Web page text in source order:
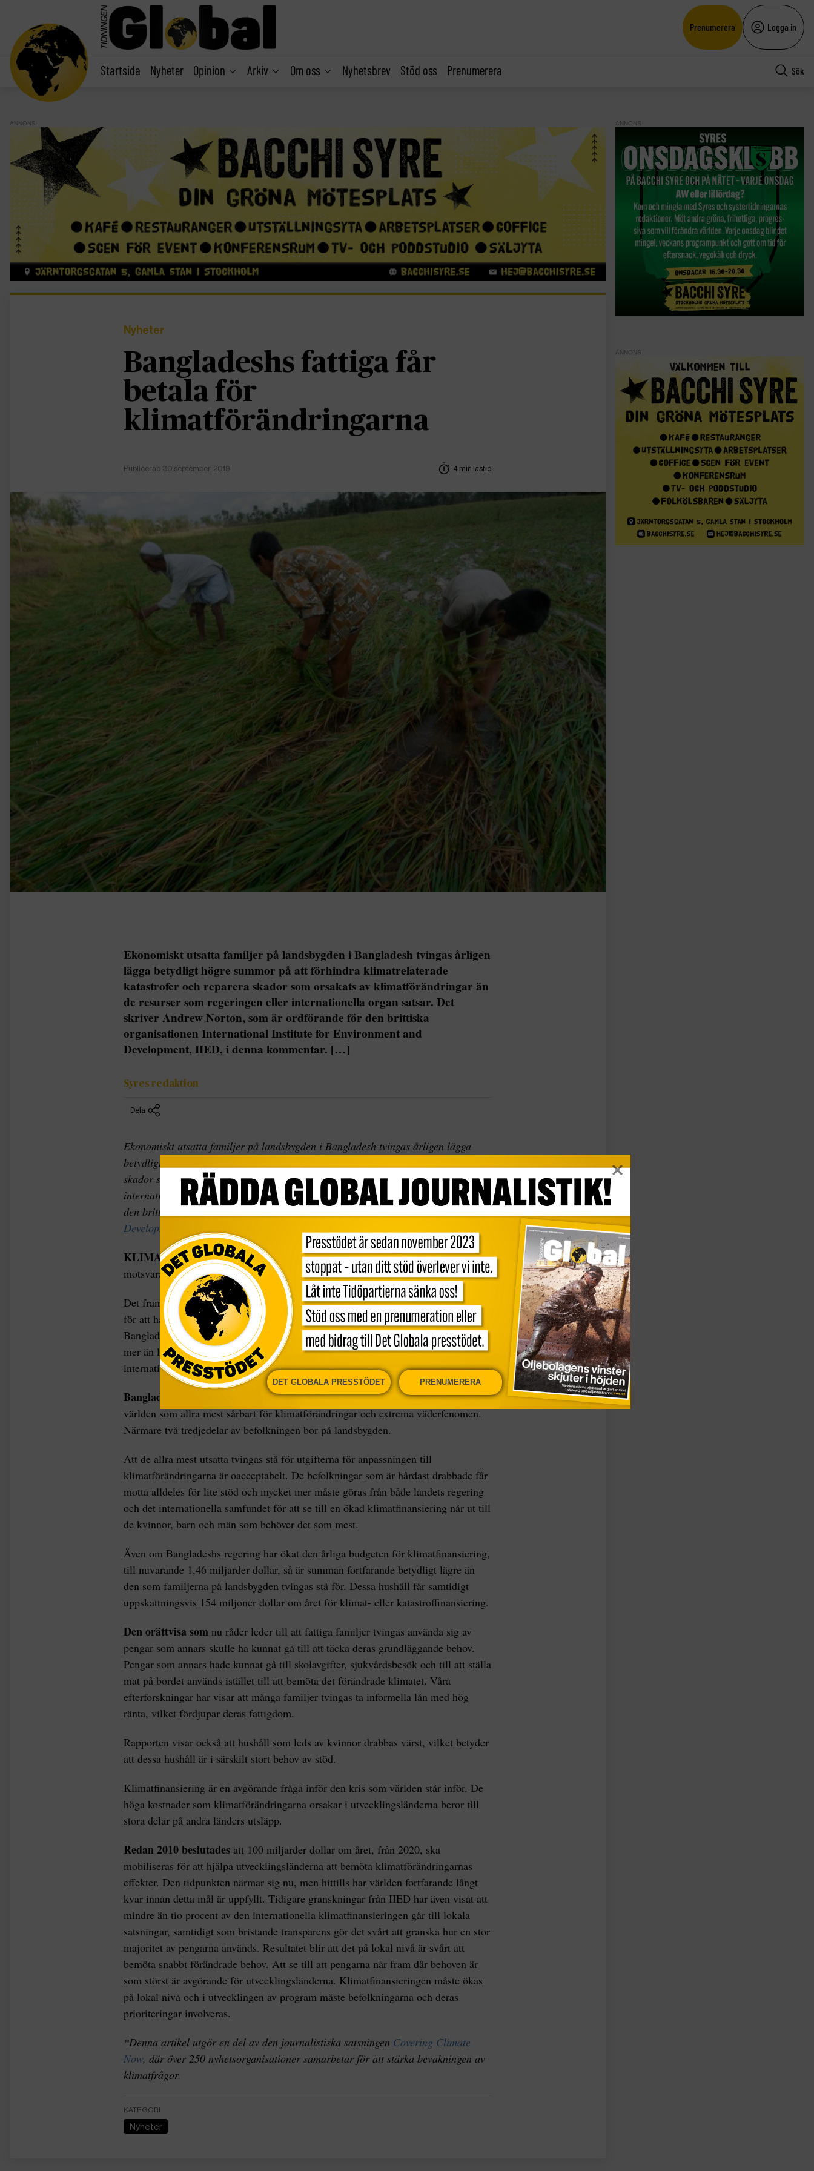
Prenumerera Logga in
Startsida Nyheter Opinion Arkiv Om oss Nyhetsbrev Stöd oss Prenumerera Sök
ANNONS
Nyheter
Bangladeshs fattiga får
betala för
klimatförändringarna
Publicerad 30 september, 2019 4 min lästid
Ekonomiskt utsatta familjer på landsbygden i Bangladesh tvingas årligen
lägga betydligt högre summor på att förhindra klimatrelaterade
katastrofer och reparera skador som orsakats av klimatförändringar än
de resurser som regeringen eller internationella organ satsar. Det
skriver Andrew Norton, som är ordförande för den brittiska
organisationen International Institute for Environment and
Development, IIED, i denna kommentar. […]
Syres redaktion
Dela
Ekonomiskt utsatta familjer på landsbygden i Bangladesh tvingas årligen lägga
betydligt högre summor på att förhindra klimatrelaterade katastrofer och reparera
skador som orsakats av klimatförändringar än de resurser som regeringen eller
internationella organ satsar. Det skriver Andrew Norton, som är ordförande för
den brittiska organisationen
Development
KLIMATVarje år tvingas familjer på landsbygden i Bangladesh spendera
motsvarande nästan två miljarder dollar på grund av klimatförändringarna.
Det framgår i en rapport från IIED, där de summor som människor tvingas lägga
för att hantera klimatförändringarna jämförs med offentlig klimatfinansiering. I
Bangladesh tvingas familjer som i många fall redan är fattiga att spendera mycket
mer än landets regering gör, och nästan tolv gånger så mycket som landet tar emot i
internationell klimatfinansiering.
Bangladesh är ett
av världens fattigaste länder och dessutom ett av de länder i
världen som allra mest sårbart för klimatförändringar och extrema väderfenomen.
Närmare två tredjedelar av befolkningen bor på landsbygden.
Att de allra mest utsatta tvingas stå för utgifterna för anpassningen till
klimatförändringarna är oacceptabelt. De befolkningar som är hårdast drabbade får
motta alldeles för lite stöd och mycket mer måste göras från både landets regering
och det internationella samfundet för att se till en ökad klimatfinansiering når ut till
de kvinnor, barn och män som behöver det som mest.
Även om Bangladeshs regering har ökat den årliga budgeten för klimatfinansiering,
till nuvarande 1,46 miljarder dollar, så är summan fortfarande betydligt lägre än
den som familjerna på landsbygden tvingas stå för. Dessa hushåll får samtidigt
uppskattningsvis 154 miljoner dollar om året för klimat- eller katastroffinansiering.
Den orättvisa som nu råder leder till att fattiga familjer tvingas använda sig av
pengar som annars skulle ha kunnat gå till att täcka deras grundläggande behov.
Pengar som annars hade kunnat gå till skolavgifter, sjukvårdsbesök och till att ställa
mat på bordet används istället till att bemöta det förändrade klimatet. Våra
efterforskningar har visar att många familjer tvingas ta informella lån med hög
ränta, vilket fördjupar deras fattigdom.
Rapporten visar också att hushåll som leds av kvinnor drabbas värst, vilket betyder
att dessa hushåll är i särskilt stort behov av stöd.
Klimatfinansiering är en avgörande fråga inför den kris som världen står inför. De
höga kostnader som klimatförändringarna orsakar i utvecklingsländerna beror till
stora delar på andra länders utsläpp.
Redan 2010 beslutades att 100 miljarder dollar om året, från 2020, ska
mobiliseras för att hjälpa utvecklingsländerna att bemöta klimatförändringarnas
effekter. Den tidpunkten närmar sig nu, men hittills har världen fortfarande långt
kvar innan detta mål är uppfyllt. Tidigare granskningar från IIED har även visat att
mindre än tio procent av den internationella klimatfinansieringen går till lokala
satsningar, samtidigt som bristande transparens gör det svårt att granska hur en stor
majoritet av pengarna används. Resultatet blir att det på lokal nivå är svårt att
bemöta snabbt förändrade behov. Att se till att pengarna når fram där behoven är
som störst är avgörande för utvecklingsländerna. Klimatfinansieringen måste ökas
på lokal nivå och i utvecklingen av program måste befolkningarna och deras
prioriteringar involveras.
*Denna artikel utgör en del av den journalistiska satsningen Covering Climate
Now, där över 250 nyhetsorganisationer samarbetar för att stärka bevakningen av
klimatfrågor.
KATEGORI
Nyheter
ANNONS
ANNONS
DET GLOBALA PRESSTÖDET PRENUMERERA